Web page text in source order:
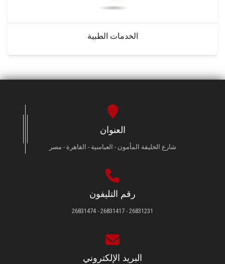
الخدمات الطبية
العنوان
شارع الخليفة المأمون - العباسية - القاهرة - مصر
رقم التليفون
26831231 - 26831417 - 26831474
البريد الإلكتروني